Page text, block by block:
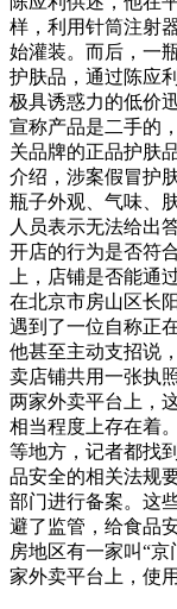
样，利用针筒注射
始灌装。而后，一
护肤品，通过陈应
极具诱惑力的低价
宣称产品是二手的
关品牌的正品护肤
介绍，涉案假冒护
瓶子外观、气味、
人员表示无法给出
开店的行为是否符
上，店铺是否能通
在北京市房山区长
遇到了一位自称正
他甚至主动支招说
卖店铺共用一张执
两家外卖平台上，
相当程度上存在着
等地方，记者都找
品安全的相关法规
部门进行备案。这
避了监管，给食品
房地区有一家叫“
家外卖平台上，使